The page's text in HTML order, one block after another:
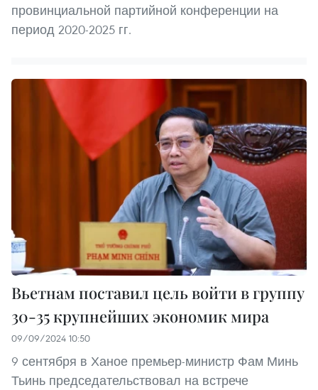
провинциальной партийной конференции на
период 2020-2025 гг.
Вьетнам поставил цель войти в группу
30-35 крупнейших экономик мира
09/09/2024 10:50
9 сентября в Ханое премьер-министр Фам Минь
Тьинь председательствовал на встрече